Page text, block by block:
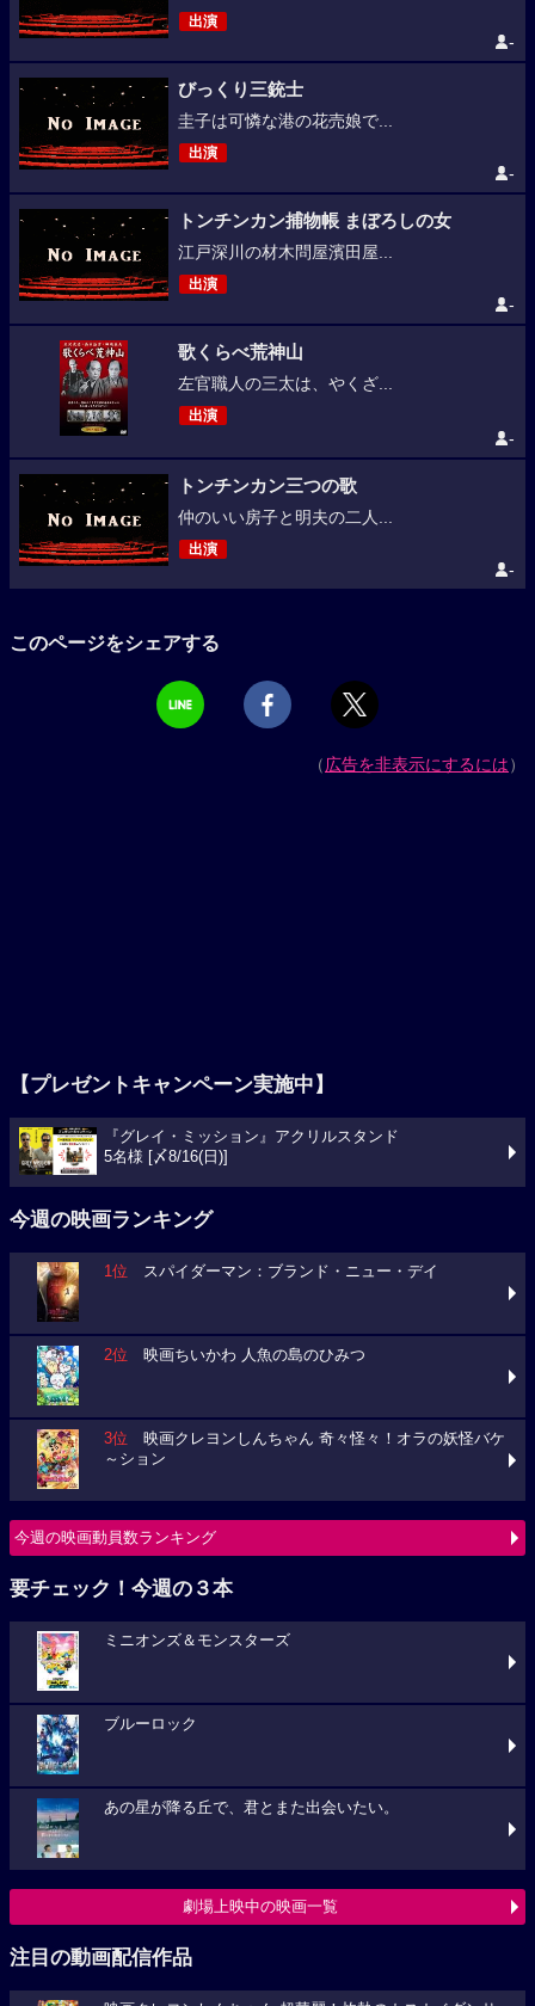
出演
-
びっくり三銃士
圭子は可憐な港の花売娘で...
出演
-
トンチンカン捕物帳 まぼろしの女
江戸深川の材木問屋濱田屋...
出演
-
歌くらべ荒神山
左官職人の三太は、やくざ...
出演
-
トンチンカン三つの歌
仲のいい房子と明夫の二人...
出演
-
このページをシェアする
（広告を非表示にするには）
【プレゼントキャンペーン実施中】
『グレイ・ミッション』アクリルスタンド
5名様 [〆8/16(日)]
今週の映画ランキング
1位 スパイダーマン：ブランド・ニュー・デイ
2位 映画ちいかわ 人魚の島のひみつ
3位 映画クレヨンしんちゃん 奇々怪々！オラの妖怪バケ
～ション
今週の映画動員数ランキング
要チェック！今週の３本
ミニオンズ＆モンスターズ
ブルーロック
あの星が降る丘で、君とまた出会いたい。
劇場上映中の映画一覧
注目の動画配信作品